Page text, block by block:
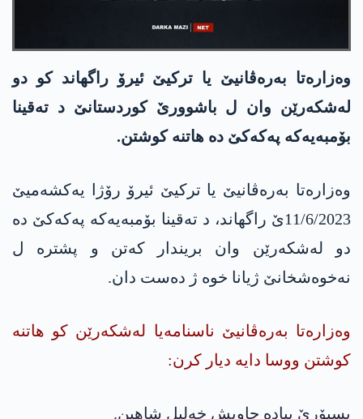
وه‌زاره‌تا به‌ره‌ڤانیێ یا تركیێ ئیرۆ راگهاند كو دو
له‌شكه‌رێن وان ل باشوورێ كوردستانێ د ته‌قینا
بۆمبه‌یه‌كه‌ په‌كه‌كێ ده‌ هاتنه‌ كوشتن.
وه‌زاره‌تا به‌ره‌ڤانیێ یا تركیێ ئیرۆ رۆژا یه‌كشه‌میێ
11/6/2023ێ راگهاند، د ته‌قینا بۆمبه‌یه‌كه‌ په‌كه‌كێ ده‌
دو له‌شكه‌رێن وان بریندار كه‌تن و پشتره‌ ل
نه‌خوه‌شخانێ ژیانا خوه‌ ژ ده‌ست دان.
وه‌زاره‌تا به‌ره‌ڤانیێ ناسنامه‌یا له‌شكه‌رێن كو هاتنه‌
كوشتن ووسا دایه‌ دیار كرن:
پسپۆرێ پیادە چاویش خه‌لیل شاهین.